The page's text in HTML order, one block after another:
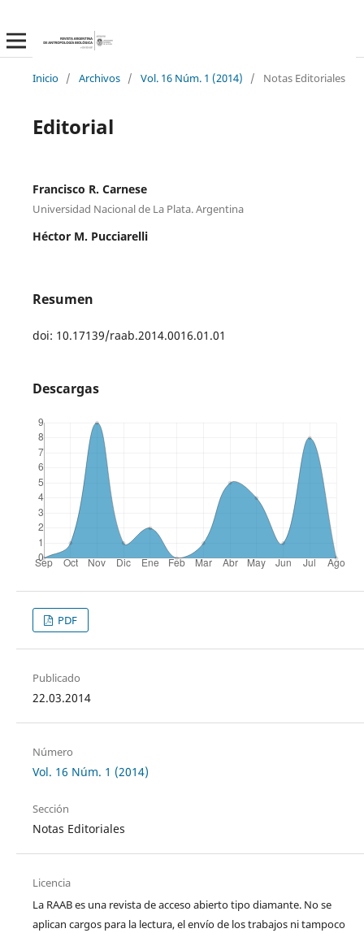
Inicio / Archivos / Vol. 16 Núm. 1 (2014) / Notas Editoriales
Editorial
Francisco R. Carnese
Universidad Nacional de La Plata. Argentina
Héctor M. Pucciarelli
Resumen
doi: 10.17139/raab.2014.0016.01.01
Descargas
PDF
Publicado
22.03.2014
Número
Vol. 16 Núm. 1 (2014)
Sección
Notas Editoriales
Licencia
La RAAB es una revista de acceso abierto tipo diamante. No se
aplican cargos para la lectura, el envío de los trabajos ni tampoco